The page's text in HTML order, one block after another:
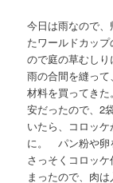
今日は雨なので
たワールドカッ
ので庭の草むしり
雨の合間を縫っ
材料を買ってき
安だったので、2
いたら、コロッ
に。 パン粉や卵
さっそくコロッ
まったので、肉